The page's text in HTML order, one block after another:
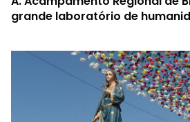
grande laboratório de